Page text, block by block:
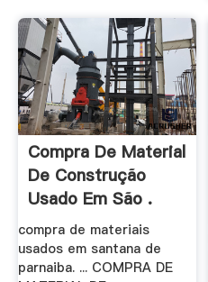
Compra De Material
De Construção
Usado Em São .
compra de materiais
usados em santana de
parnaiba. ... COMPRA DE